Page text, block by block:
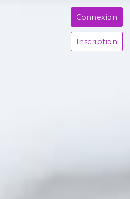
Connexion
Inscription